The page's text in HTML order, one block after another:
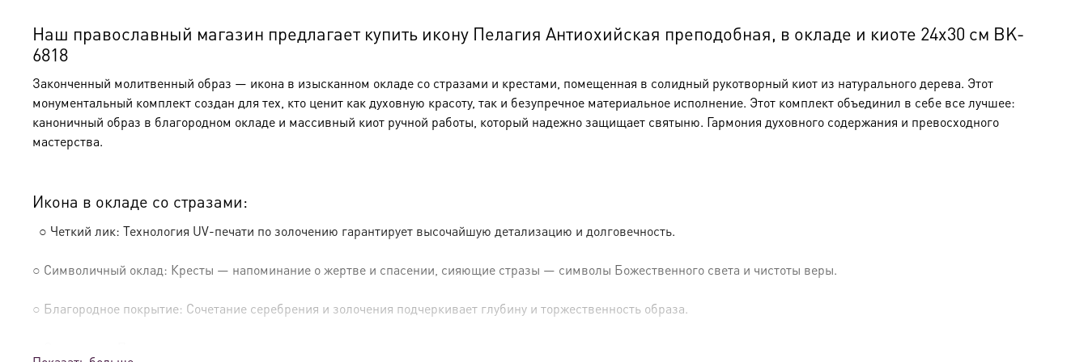
Наш православный магазин предлагает купить икону Пелагия Антиохийская преподобная, в окладе и киоте 24х30 см BK-
6818
Законченный молитвенный образ — икона в изысканном окладе со стразами и крестами, помещенная в солидный рукотворный киот из натурального дерева. Этот
монументальный комплект создан для тех, кто ценит как духовную красоту, так и безупречное материальное исполнение. Этот комплект объединил в себе все лучшее:
каноничный образ в благородном окладе и массивный киот ручной работы, который надежно защищает святыню. Гармония духовного содержания и превосходного
мастерства.
Икона в окладе со стразами:
○ Четкий лик: Технология UV-печати по золочению гарантирует высочайшую детализацию и долговечность.
○ Символичный оклад: Кресты — напоминание о жертве и спасении, сияющие стразы — символы Божественного света и чистоты веры.
○ Благородное покрытие: Сочетание серебрения и золочения подчеркивает глубину и торжественность образа.